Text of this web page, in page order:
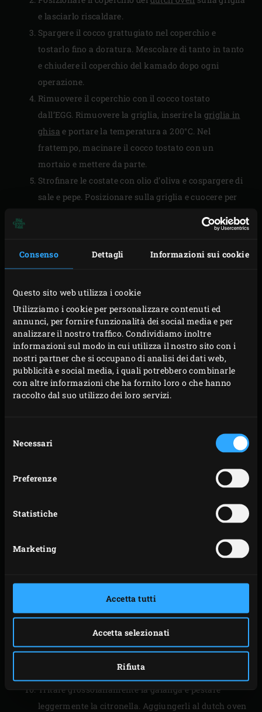
Consenso Dettagli Informazioni sui cookie
Questo sito web utilizza i cookie
Utilizziamo i cookie per personalizzare contenuti ed
annunci, per fornire funzionalità dei social media e per
analizzare il nostro traffico. Condividiamo inoltre
informazioni sul modo in cui utilizza il nostro sito con i
nostri partner che si occupano di analisi dei dati web,
pubblicità e social media, i quali potrebbero combinarle
con altre informazioni che ha fornito loro o che hanno
raccolto dal suo utilizzo dei loro servizi.
delNecessari
Preferenze
Statistiche
Marketing
Accetta tutti
Accetta selezionati
Rifiuta
e lasciarlo riscaldare.
Spargere il cocco grattugiato nel coperchio e
tostarlo fino a doratura. Mescolare di tanto in tanto
e chiudere il coperchio del kamado dopo ogni
operazione.
Rimuovere il coperchio con il cocco tostato
dall’EGG. Rimuovere la griglia, inserire la griglia in
ghisa e portare la temperatura a 200°C. Nel
frattempo, macinare il cocco tostato con un
mortaio e mettere da parte.
Strofinare le costate con olio d’oliva e cospargere di
sale e pepe. Posizionare sulla griglia e cuocere per
grigliare per altri 3 minuti. Girare le costate e
Rimuovere le costate di manzo dall’EGG e metterle
griglia in acciaio inox nel kamado. Mettere il dutch
oven sulla griglia, versare l’olio d’oliva nella pentola
per il bumbu e attendere che si scaldi. Nel
frattempo, sbucciare le cipolle rosse e l’aglio e
tritarli grossolanamente. Tagliare il gambo del
peperoncino, rimuovere i semi e tagliarlo a pezzi
grossi. Tritare grossolanamente le noci kemiri.
Aggiungre gli ingredienti finemente macinati al
Mescolare regolarmente e chiudre il coperchio
Rimuovere il bumbu dal dutch oven e metterlo da
parte. Per il rendang, aggiungere il burro nella
grigliate a cubetti di circa 3 centimetri, aggiungerli
curcuma, i semi di coriandolo, i semi di cumino e il
sale. Aggiungere questo mix di spezie nella pentola
e cuocere per circa 3 minuti.
Tritare grossolanamente la galanga e pestare
leggermente la citronella. Aggiungerli al dutch oven